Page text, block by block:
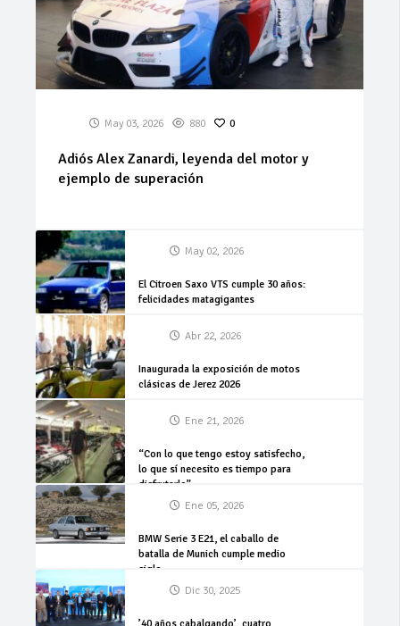
May 03, 2026 880 0
Adiós Alex Zanardi, leyenda del motor y
ejemplo de superación
May 02, 2026
El Citroen Saxo VTS cumple 30 años:
felicidades matagigantes
Abr 22, 2026
Inaugurada la exposición de motos
clásicas de Jerez 2026
Ene 21, 2026
“Con lo que tengo estoy satisfecho,
lo que sí necesito es tiempo para
disfrutarlo”
Ene 05, 2026
BMW Serie 3 E21, el caballo de
batalla de Munich cumple medio
siglo
Dic 30, 2025